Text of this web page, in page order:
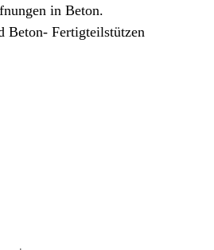
in Beton.
Beton- Fertigteilstützen